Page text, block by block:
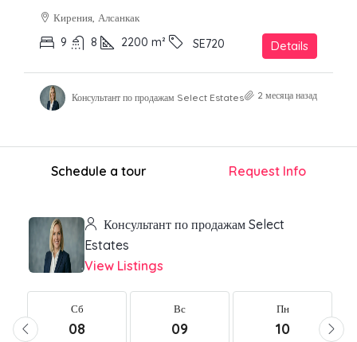
Кирения, Алсанкак
9 8 2200 m² SE720 Details
Консультант по продажам Select Estates 2 месяца назад
Schedule a tour Request Info
Консультант по продажам Select
Estates
View Listings
Сб
08
Вс
09
Пн
10